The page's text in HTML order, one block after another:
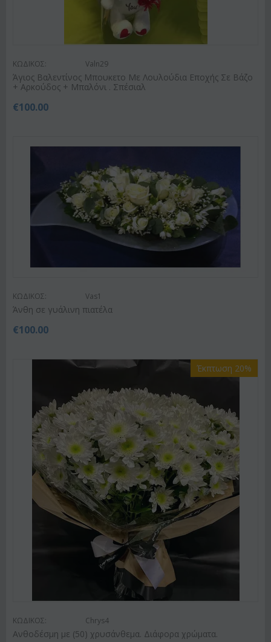
ΚΩΔΙΚΟΣ: Valn29
Άγιος Βαλεντίνος Μπουκετο Με Λουλούδια Εποχής Σε Βάζο
+ Αρκούδος + Μπαλόνι . Σπέσιαλ
€100.00
ΚΩΔΙΚΟΣ: Vas1
Άνθη σε γυάλινη πιατέλα
€100.00
Έκπτωση 20%
ΚΩΔΙΚΟΣ: Chrys4
Ανθοδέσμη με (50) χρυσάνθεμα. Διάφορα χρώματα.